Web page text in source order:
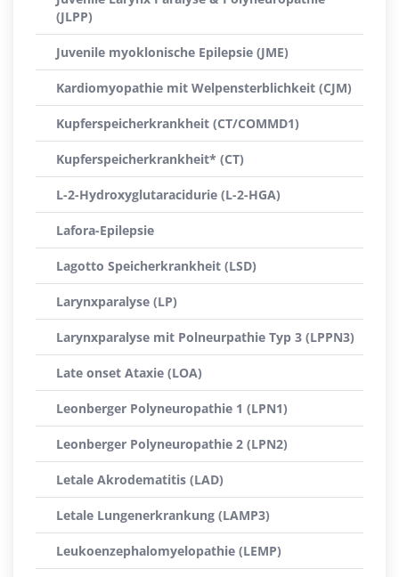
(JLPP)
Juvenile myoklonische Epilepsie (JME)
Kardiomyopathie mit Welpensterblichkeit (CJM)
Kupferspeicherkrankheit (CT/COMMD1)
Kupferspeicherkrankheit* (CT)
L-2-Hydroxyglutaracidurie (L-2-HGA)
Lafora-Epilepsie
Lagotto Speicherkrankheit (LSD)
Larynxparalyse (LP)
Larynxparalyse mit Polneurpathie Typ 3 (LPPN3)
Late onset Ataxie (LOA)
Leonberger Polyneuropathie 1 (LPN1)
Leonberger Polyneuropathie 2 (LPN2)
Letale Akrodematitis (LAD)
Letale Lungenerkrankung (LAMP3)
Leukoenzephalomyelopathie (LEMP)